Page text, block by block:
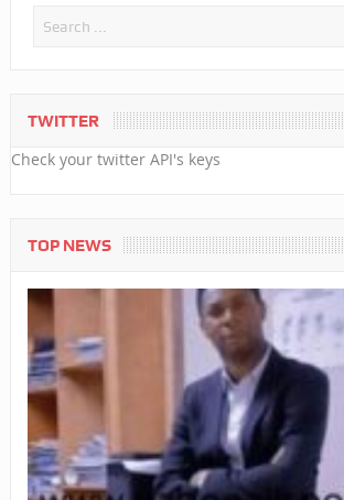
TWITTER
Check your twitter API's keys
TOP NEWS